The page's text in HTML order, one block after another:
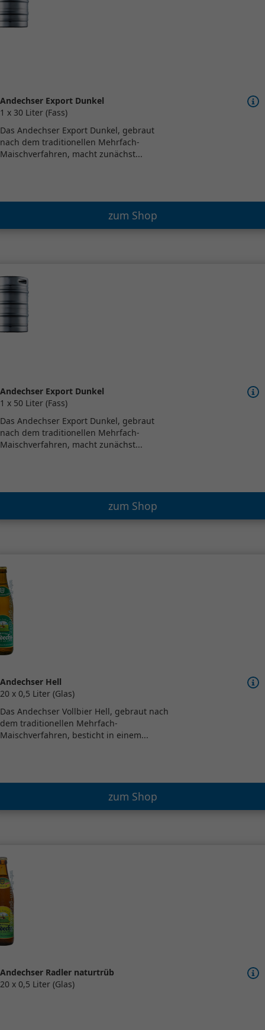
Andechser Export Dunkel
1 x 30 Liter (Fass)
Das Andechser Export Dunkel, gebraut
nach dem traditionellen Mehrfach-
Maischverfahren, macht zunächst...
zum Shop
Andechser Export Dunkel
1 x 50 Liter (Fass)
Das Andechser Export Dunkel, gebraut
nach dem traditionellen Mehrfach-
Maischverfahren, macht zunächst...
zum Shop
Andechser Hell
20 x 0,5 Liter (Glas)
Das Andechser Vollbier Hell, gebraut nach
dem traditionellen Mehrfach-
Maischverfahren, besticht in einem...
zum Shop
Andechser Radler naturtrüb
20 x 0,5 Liter (Glas)